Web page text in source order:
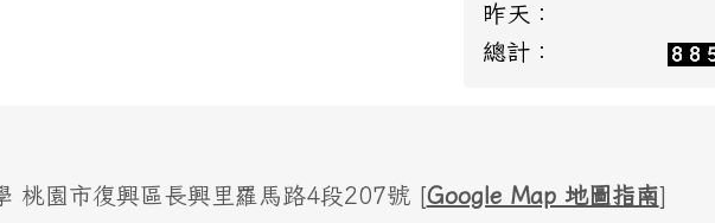
昨天：
總計：
桃園市復興區長興里羅馬路4段207號 [Google Map 地圖指南]